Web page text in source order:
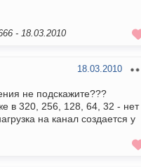
- 18.03.2010
18.03.2010
не подскажите???
в 320, 256, 128, 64, 32 - нет
на канал создается у